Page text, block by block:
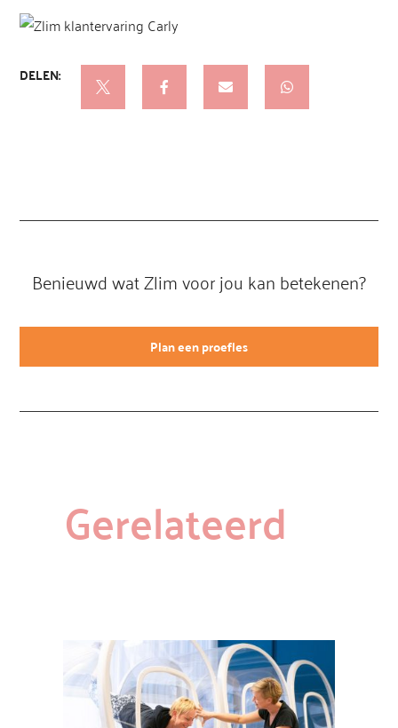

Benieuwd wat Zlim voor jou kan betekenen?
Plan een proefles
Gerelateerd